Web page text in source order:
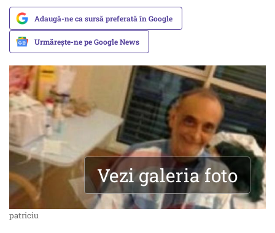
Adaugă-ne ca sursă preferată în Google
Urmărește-ne pe Google News
Vezi galeria foto
patriciu